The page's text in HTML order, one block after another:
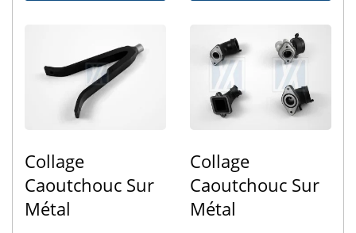
Collage
Caoutchouc Sur
Métal
Collage
Caoutchouc Sur
Métal